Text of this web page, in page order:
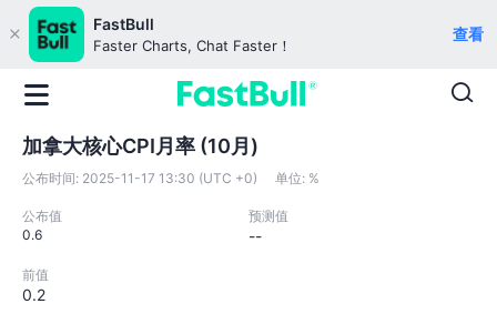
FastBull
Faster Charts, Chat Faster！
查看
加拿大核心CPI月率 (10月)
公布时间: 2025-11-17 13:30 (UTC +0) 单位: %
公布值
0.6
预测值
--
前值
0.2